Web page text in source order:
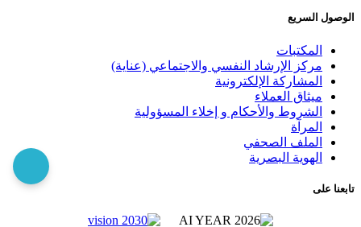
الوصول السريع
المكتبات
مركز الإرشاد النفسي والاجتماعي (عناية)
المشاركة الإلكترونية
ميثاق العملاء
الشروط والأحكام و إخلاء المسؤولية
المرآة
الملف الصحفي
الهوية البصرية
تابعنا على